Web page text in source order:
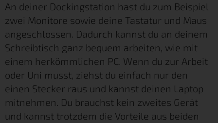
An deiner Dockingstation hast du zum Beispiel
zwei Monitore sowie deine Tastatur und Maus
angeschlossen. Dadurch kannst du an deinem
Schreibtisch ganz bequem arbeiten, wie mit
einem herkömmlichen PC. Wenn du zur Arbeit
oder Uni musst, ziehst du einfach nur den
einen Stecker raus und kannst deinen Laptop
mitnehmen. Du brauchst kein zweites Gerät
und kannst trotzdem die Vorteile aus beiden